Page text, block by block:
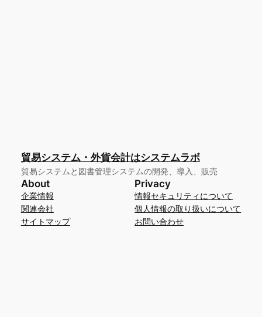
貿易システム・外貨会計はシステムラボ
貿易システムと図書管理システムの開発、導入、販売
About
企業情報
関連会社
サイトマップ
Privacy
情報セキュリティについて
個人情報の取り扱いについて
お問い合わせ